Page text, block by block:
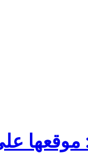
موقعها